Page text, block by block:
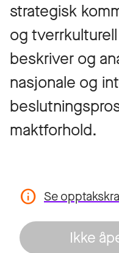
strategisk
og
beskriver og
nasjonale og
maktforhold.
Se
Ikke